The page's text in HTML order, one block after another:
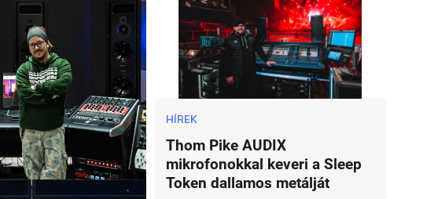
HÍREK
Thom Pike AUDIX
mikrofonokkal keveri a Sleep
Token dallamos metálját